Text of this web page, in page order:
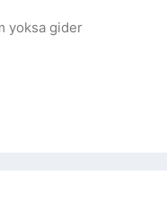
yoksa gider